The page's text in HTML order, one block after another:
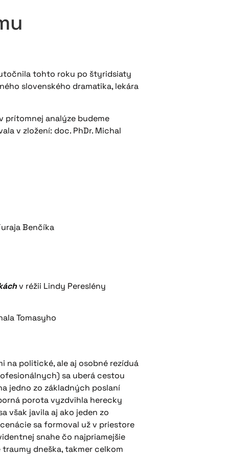
tohto roku po štyridsiaty
slovenského dramatika, lekára
prítomnej analýze budeme
v zložení: doc. PhDr. Michal
Benčíka
v réžii Lindy Pereslény
Tomasyho
politické, ale aj osobné rezíduá
sa uberá cestou
jedno zo základných poslaní
porota vyzdvihla herecky
však javila aj ako jeden zo
sa formoval už v priestore
snahe čo najpriamejšie
dneška, takmer celkom